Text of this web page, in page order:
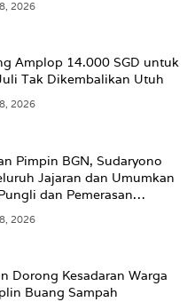
2026
Amplop 14.000 SGD untuk
Tak Dikembalikan Utuh
2026
Pimpin BGN, Sudaryono
Jajaran dan Umumkan
dan Pemerasan
Sekarang
2026
Dorong Kesadaran Warga
Buang Sampah